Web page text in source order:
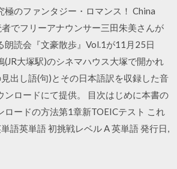
極のファンタジー・ロマンス！ China
でフリーアナウンサー三田朱美さんが
朗読会『文豪散歩』Vol.1が11月25日
(JR大塚駅)のシネマハウス大塚で開かれ
出し語(句)とその日本語訳を収録した音
ンロードにて提供。 目次はじめに本書の
ロードの方法第1章新TOEICテスト これ
語英単語 初挑戦レベル A 英単語 発行日,